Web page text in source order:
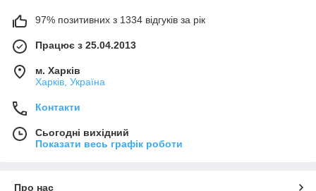
97% позитивних з 1334 відгуків за рік
Працює з 25.04.2013
м. Харків
Харків, Україна
Контакти
Сьогодні вихідний
Показати весь графік роботи
Про нас